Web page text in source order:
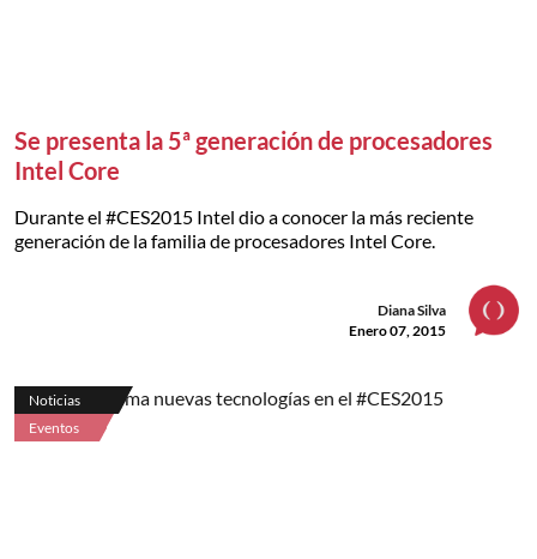
Se presenta la 5ª generación de procesadores
Intel Core
Durante el #CES2015 Intel dio a conocer la más reciente
generación de la familia de procesadores Intel Core.
Diana Silva
Enero 07, 2015
Noticias
Eventos